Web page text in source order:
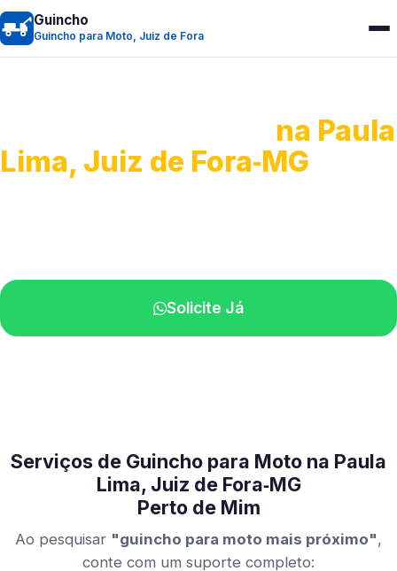
Guincho
Guincho para Moto, Juiz de Fora
na Paula
Lima, Juiz de Fora‑MG
Solicite Já
Serviços de Guincho para Moto na Paula
Lima, Juiz de Fora‑MG
Perto de Mim
Ao pesquisar "guincho para moto mais próximo",
conte com um suporte completo: